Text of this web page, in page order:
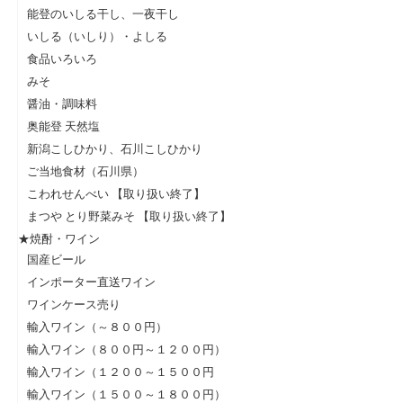
能登のいしる干し、一夜干し
いしる（いしり）・よしる
食品いろいろ
みそ
醤油・調味料
奥能登 天然塩
新潟こしひかり、石川こしひかり
ご当地食材（石川県）
こわれせんべい 【取り扱い終了】
まつや とり野菜みそ 【取り扱い終了】
★焼酎・ワイン
国産ビール
インポーター直送ワイン
ワインケース売り
輸入ワイン（～８００円）
輸入ワイン（８００円～１２００円）
輸入ワイン（１２００～１５００円
輸入ワイン（１５００～１８００円）